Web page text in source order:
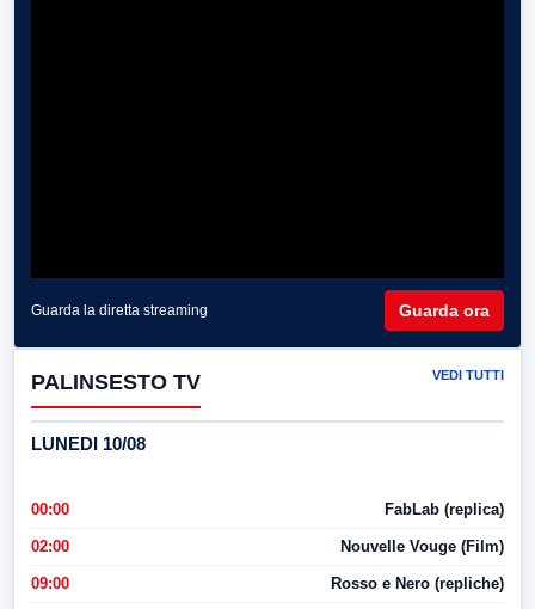
Guarda la diretta streaming Guarda ora
PALINSESTO TV VEDI TUTTI
LUNEDI 10/08
00:00 FabLab (replica)
02:00 Nouvelle Vouge (Film)
09:00 Rosso e Nero (repliche)